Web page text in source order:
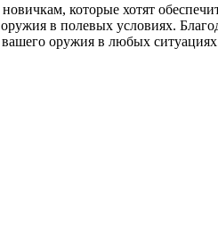
которые хотят
в полевых условиях.
оружия в любых